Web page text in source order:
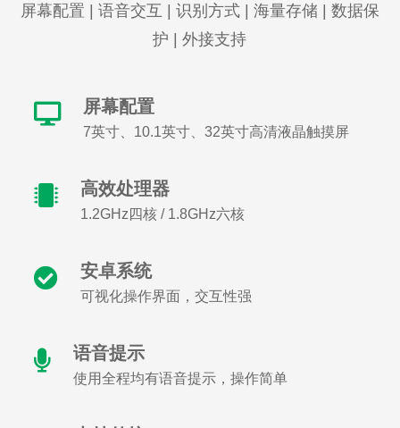
屏幕配置 | 语音交互 | 识别方式 | 海量存储 | 数据保
护 | 外接支持
屏幕配置
7英寸、10.1英寸、32英寸高清液晶触摸屏
高效处理器
1.2GHz四核 / 1.8GHz六核
安卓系统
可视化操作界面，交互性强
语音提示
使用全程均有语音提示，操作简单